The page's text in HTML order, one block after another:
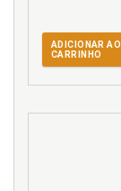
ADICIONAR AO
CARRINHO